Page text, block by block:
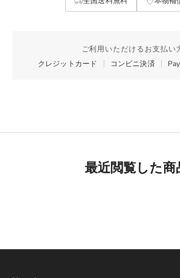
ご利用いただけるお支払い
クレジットカード
コンビニ決済
最近閲覧した商